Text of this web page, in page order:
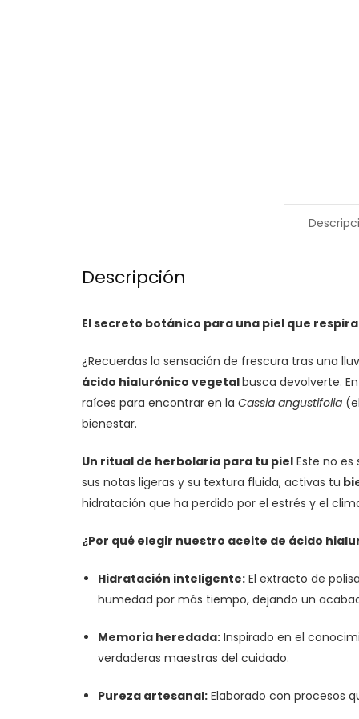
Descripción
El secreto botánico para una piel que
¿Recuerdas la sensación de frescura tras una
ácido hialurónico vegetalbusca devolverte.
raíces para encontrar en la Cassia angustifolia
bienestar.
Un ritual de herbolaria para tu piel Este no
sus notas ligeras y su textura fluida, activas tu
hidratación que ha perdido por el estrés y el
¿Por qué elegir nuestro aceite de ácido
Hidratación inteligente: El extracto de
humedad por más tiempo, dejando un
Memoria heredada: Inspirado en el
verdaderas maestras del cuidado.
Pureza artesanal: Elaborado con procesos